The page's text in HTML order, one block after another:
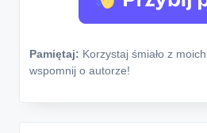
Pamiętaj: Korzystaj śmiało z
wspomnij o autorze!